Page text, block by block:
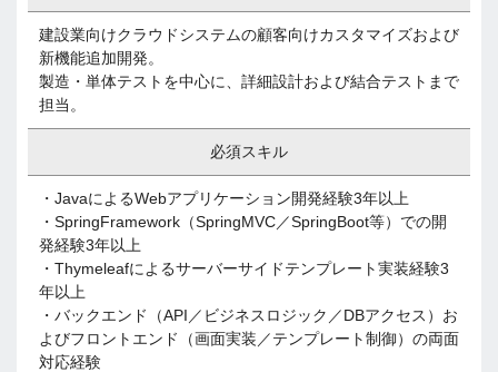
建設業向けクラウドシステムの顧客向けカスタマイズおよび
新機能追加開発。
製造・単体テストを中心に、詳細設計および結合テストまで
担当。
必須スキル
・JavaによるWebアプリケーション開発経験3年以上
・SpringFramework（SpringMVC／SpringBoot等）での開
発経験3年以上
・Thymeleafによるサーバーサイドテンプレート実装経験3
年以上
・バックエンド（API／ビジネスロジック／DBアクセス）お
よびフロントエンド（画面実装／テンプレート制御）の両面
対応経験